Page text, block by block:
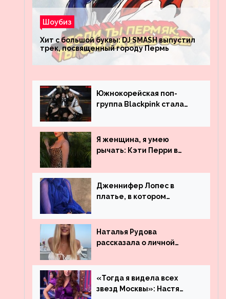
Шоубиз
Хит с большой буквы: DJ SMASH выпустил
трек, посвященный городу Пермь
Южнокорейская поп-
группа Blackpink стала
просмотрам на YouTube.
Они обогнали даже
Джастина Бибера
Я женщина, я умею
рычать: Кэти Перри в
Дженнифер Лопес в
платье, в котором
незамеченной
Наталья Рудова
рассказала о личной
«Тогда я видела всех
звезд Москвы»: Настя